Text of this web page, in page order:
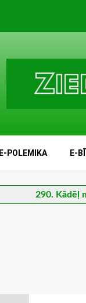
E-POLEMIKA E-
290. Kādēļ